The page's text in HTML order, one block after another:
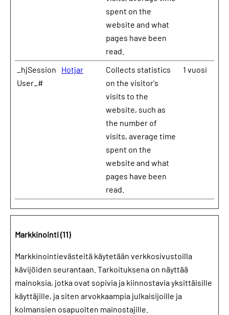
spent on the
website and what
pages have been
read.
_hjSession
User_#
Hotjar
Collects statistics
on the visitor's
visits to the
website, such as
the number of
visits, average time
spent on the
website and what
pages have been
read.
1 vuosi
Markkinointi (11)
Markkinointievästeitä käytetään verkkosivustoilla
kävijöiden seurantaan. Tarkoituksena on näyttää
mainoksia, jotka ovat sopivia ja kiinnostavia yksittäisille
käyttäjille, ja siten arvokkaampia julkaisijoille ja
kolmansien osapuolten mainostajille.